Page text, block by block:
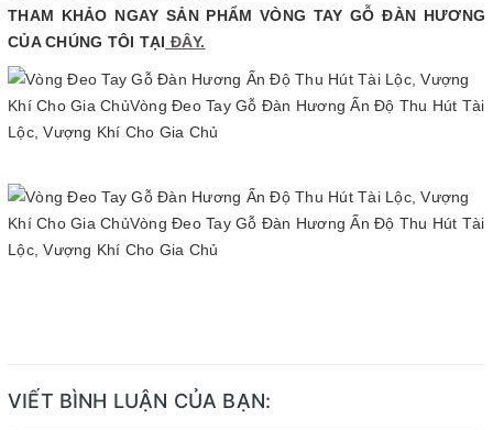
THAM KHẢO NGAY SẢN PHẨM VÒNG TAY GỖ ĐÀN HƯƠNG
CỦA CHÚNG TÔI TẠI ĐÂY.
VIẾT BÌNH LUẬN CỦA BẠN: